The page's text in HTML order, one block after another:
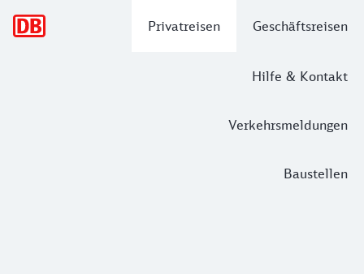
Privatreisen Geschäftsreisen
Hilfe & Kontakt
Verkehrsmeldungen
Baustellen